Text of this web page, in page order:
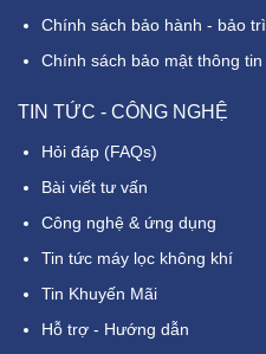
Chính sách bảo hành - bảo trì
Chính sách bảo mật thông tin
TIN TỨC - CÔNG NGHỆ
Hỏi đáp (FAQs)
Bài viết tư vấn
Công nghệ & ứng dụng
Tin tức máy lọc không khí
Tin Khuyến Mãi
Hỗ trợ - Hướng dẫn